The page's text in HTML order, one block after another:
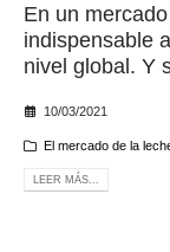
En un
indispensable
nivel global. Y
10/03/2021
El mercado de la
LEER MÁS...